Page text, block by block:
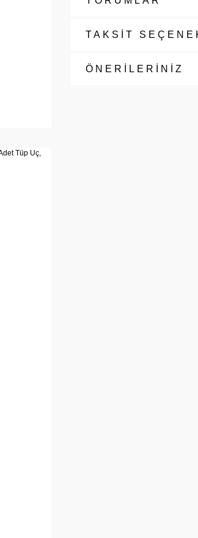
TAKSİT
ÖNERİLERİNİZ